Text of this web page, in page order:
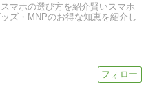
マホの選び方を紹介賢いスマホ
ズ・MNPのお得な知恵を紹介し